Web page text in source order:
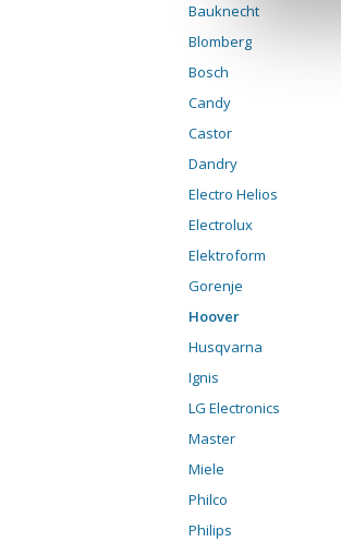
Bauknecht
Blomberg
Bosch
Candy
Castor
Dandry
Electro Helios
Electrolux
Elektroform
Gorenje
Hoover
Husqvarna
Ignis
LG Electronics
Master
Miele
Philco
Philips